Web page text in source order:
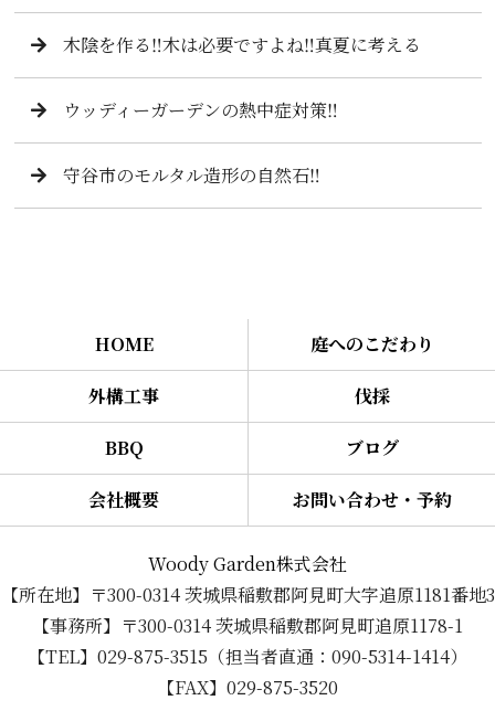
木陰を作る‼️木は必要ですよね‼️真夏に考える
ウッディーガーデンの熱中症対策‼️
守谷市のモルタル造形の自然石‼️
HOME 庭へのこだわり
外構工事 伐採
BBQ ブログ
会社概要 お問い合わせ・予約
Woody Garden株式会社
【所在地】〒300-0314 茨城県稲敷郡阿見町大字追原1181番地3
【事務所】〒300-0314 茨城県稲敷郡阿見町追原1178-1
【TEL】029-875-3515（担当者直通：090-5314-1414）
【FAX】029-875-3520